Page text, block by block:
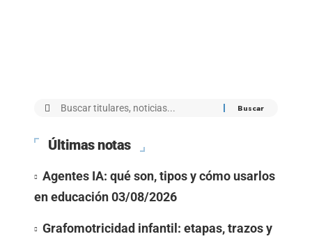
Últimas notas
Agentes IA: qué son, tipos y cómo usarlos
en educación03/08/2026
Grafomotricidad infantil: etapas, trazos y